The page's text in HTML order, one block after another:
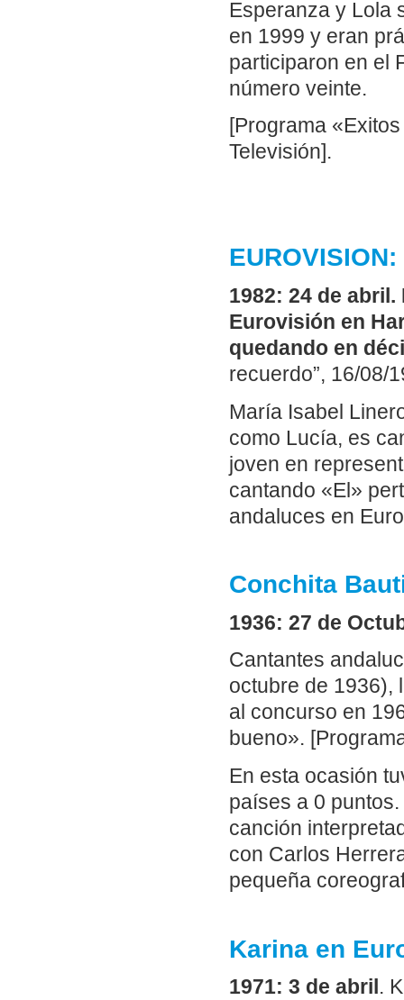
Esperanza y Lola
en 1999 y eran
participaron en el
número veinte.
[Programa
Televisión].
1982: 24 de
Eurovisión en
quedando en
recuerdo”, 16/08/
María Isabel
como Lucía, es
joven en
cantando «El»
andaluces en
Conchita
1936: 27 de
Cantantes
octubre de 1936),
al concurso en
bueno».
En esta ocasión
países a 0
canción
con Carlos
pequeña
Karina en
1971: 3 de abril .